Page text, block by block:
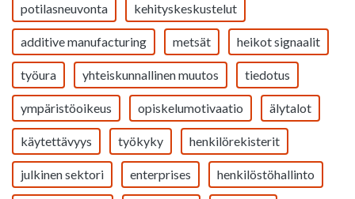
potilasneuvonta kehityskeskustelut
additive manufacturing metsät heikot signaalit
työura yhteiskunnallinen muutos tiedotus
ympäristöoikeus opiskelumotivaatio älytalot
käytettävyys työkyky henkilörekisterit
julkinen sektori enterprises henkilöstöhallinto